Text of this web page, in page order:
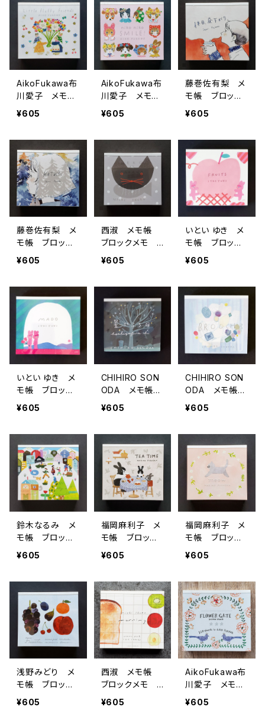
AikoFukawa布
川愛子 メモ
帳 ブロックメ
¥605
AikoFukawa布
川愛子 メモ
帳 ブロックメ
¥605
藤巻佐有梨 メ
モ帳 ブロック
メモ 休日、昼
¥605
藤巻佐有梨 メ
モ帳 ブロック
メモ katachi
¥605
西淑 メモ帳
ブロックメモ N
EKO to SAKAN
¥605
いとい ゆき メ
モ帳 ブロック
メモ FRUIT
¥605
いとい ゆき メ
モ帳 ブロック
メモ MADO
¥605
CHIHIRO SON
ODA メモ帳
ブロックメモ
¥605
CHIHIRO SON
ODA メモ帳
ブロックメモ B
¥605
鈴木なるみ メ
モ帳 ブロック
メモ City Life
¥605
福岡麻利子 メ
モ帳 ブロック
メモ TEA TIM
¥605
福岡麻利子 メ
モ帳 ブロック
メモ meow
¥605
浅野みどり メ
モ帳 ブロック
メモ Fruits（フ
¥605
西淑 メモ帳
ブロックメモ m
ornimg
¥605
AikoFukawa布
川愛子 メモ
帳 ブロックメ
¥605